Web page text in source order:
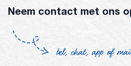
Neem contact met ons
bel, chat, app of